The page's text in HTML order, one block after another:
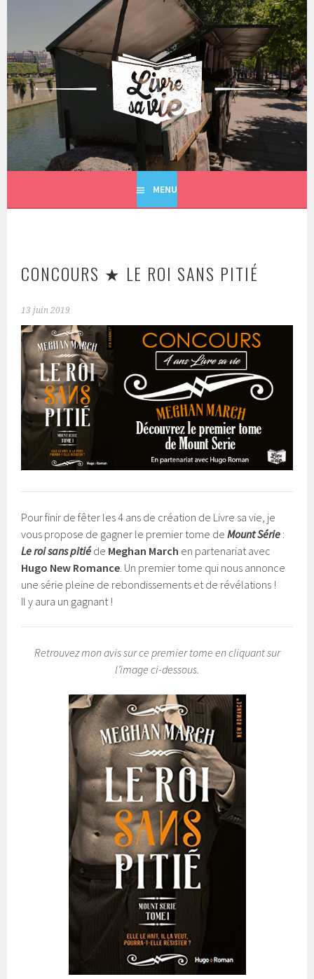
principal
LIVRE SA VIE
MENU
CONCOURS ★ LE ROI SANS PITIÉ
13 juin 2019
Pour finir de fêter les 4 ans de création de Livre sa vie, je
vous propose de gagner le premier tome deMount Série :
Le roi sans pitié de Meghan March en partenariat avec
Hugo New Romance . Un premier tome qui nous annonce
une série pleine de rebondissements et de révélations !
Il y aura un gagnant !
Retrouvez mon avis sur ce premier tome en cliquant sur
l’image ci-dessous.